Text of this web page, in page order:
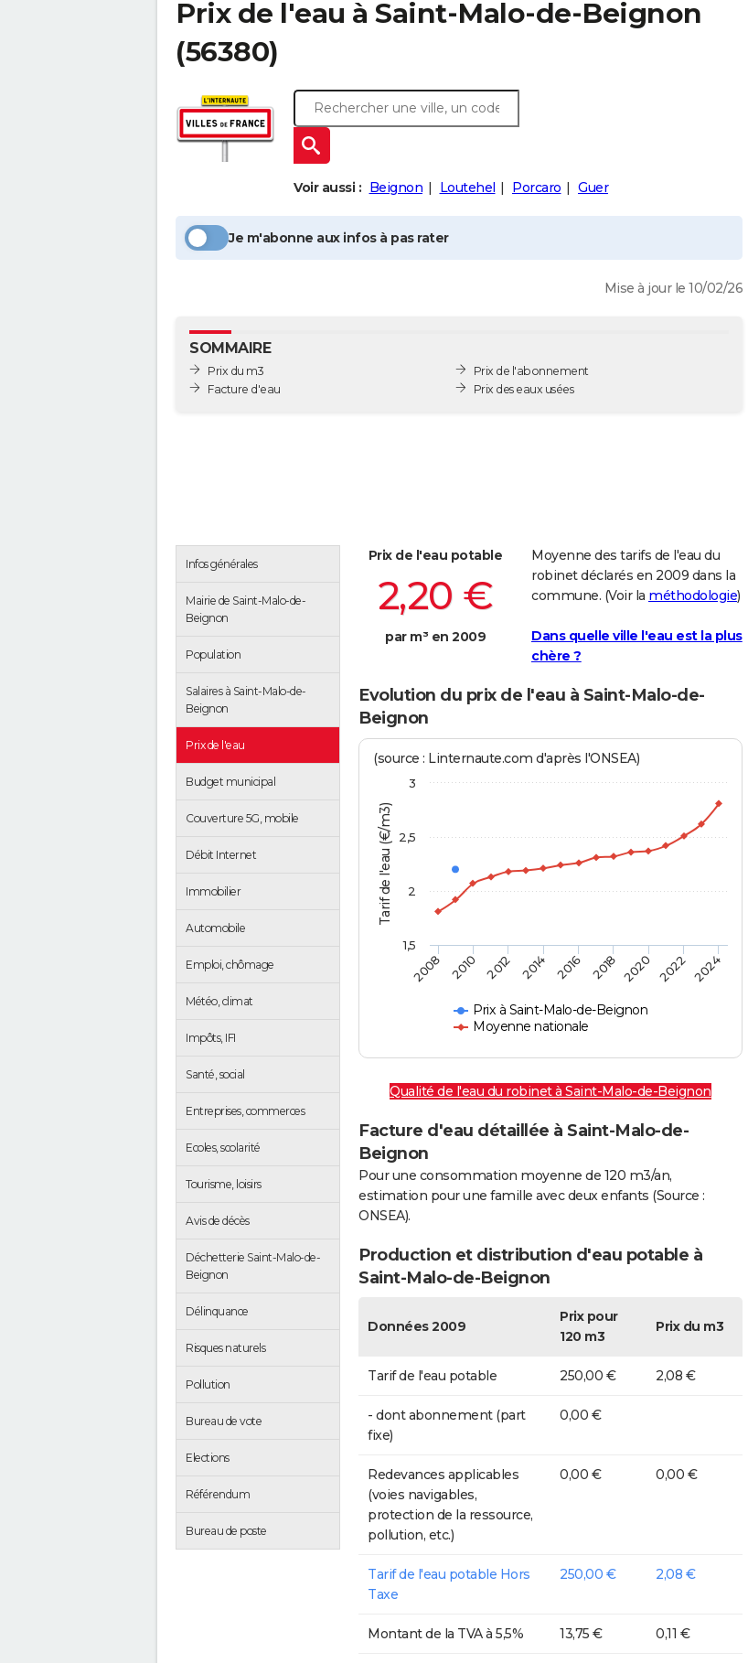
Prix de l'eau à Saint-Malo-de-Beignon
(56380)
Voir aussi : Beignon Loutehel Porcaro Guer
Je m'abonne aux infos à pas rater
Mise à jour le 10/02/26
SOMMAIRE
Prix du m3
Facture d'eau
Prix de l'abonnement
Prix des eaux usées
Infos générales
Mairie de Saint-Malo-de-
Beignon
Population
Salaires à Saint-Malo-de-
Beignon
Prix de l'eau
Budget municipal
Couverture 5G, mobile
Débit Internet
Immobilier
Automobile
Emploi, chômage
Météo, climat
Impôts, IFI
Santé, social
Entreprises, commerces
Ecoles, scolarité
Tourisme, loisirs
Avis de décès
Déchetterie Saint-Malo-de-
Beignon
Délinquance
Risques naturels
Pollution
Bureau de vote
Elections
Référendum
Bureau de poste
Prix de l'eau potable
2,20 €
par m³ en 2009
Moyenne des tarifs de l'eau du
robinet déclarés en 2009 dans la
commune. (Voir la méthodologie)
Dans quelle ville l'eau est la plus
chère ?
Evolution du prix de l'eau à Saint-Malo-de-
Beignon
Tarif de l'eau (€/m3)
(source : Linternaute.com d'après l'ONSEA)
Prix à Saint-Malo-de-Beignon
Moyenne nationale
2008 2010 2012 2014 2016 2018 2020 2022 2024
1,5
2
2,5
3
Qualité de l'eau du robinet à Saint-Malo-de-Beignon
Facture d'eau détaillée à Saint-Malo-de-
Beignon
Pour une consommation moyenne de 120 m3/an,
estimation pour une famille avec deux enfants (Source :
ONSEA).
Production et distribution d'eau potable à
Saint-Malo-de-Beignon
Données 2009
Prix pour
120 m3
Prix du m3
Tarif de l'eau potable 250,00 € 2,08 €
- dont abonnement (part
fixe)
0,00 €
Redevances applicables
(voies navigables,
protection de la ressource,
pollution, etc.)
0,00 € 0,00 €
Tarif de l'eau potable Hors
Taxe
250,00 € 2,08 €
Montant de la TVA à 5,5% 13,75 € 0,11 €